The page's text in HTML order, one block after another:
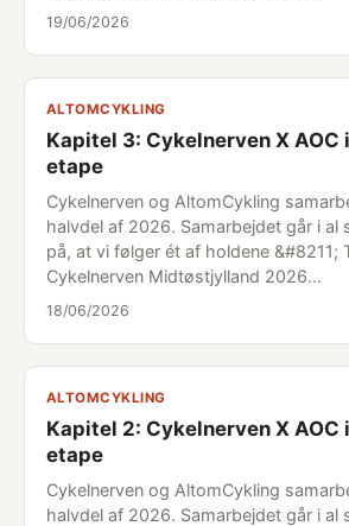
19/06/2026
ALTOMCYKLING
Kapitel 3: Cykelnerven X AOC
etape
Cykelnerven og AltomCykling
halvdel af 2026. Samarbejdet går i al
på, at vi følger ét af holdene &#8211;
Cykelnerven Midtøstjylland 2026…
18/06/2026
ALTOMCYKLING
Kapitel 2: Cykelnerven X AOC
etape
Cykelnerven og AltomCykling
halvdel af 2026. Samarbejdet går i al